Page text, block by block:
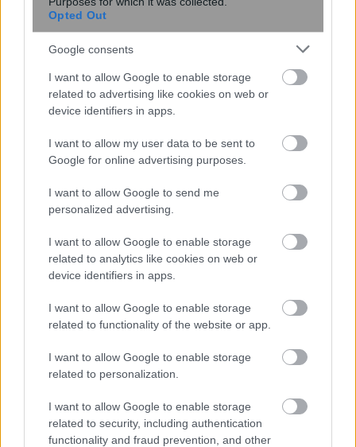
Opted Out
Google consents
I want to allow Google to enable storage
related to advertising like cookies on web or
device identifiers in apps.
I want to allow my user data to be sent to
Google for online advertising purposes.
I want to allow Google to send me
personalized advertising.
I want to allow Google to enable storage
related to analytics like cookies on web or
device identifiers in apps.
I want to allow Google to enable storage
related to functionality of the website or app.
I want to allow Google to enable storage
related to personalization.
I want to allow Google to enable storage
related to security, including authentication
functionality and fraud prevention, and other
, 7 Αυγούστου 2026 || Επικαιρότητα
Επέκταση του Μετρό Θεσσαλονίκης προς
την Καλαμαριά: Αρχίζουν τα δοκιμαστικά
δρομολόγια